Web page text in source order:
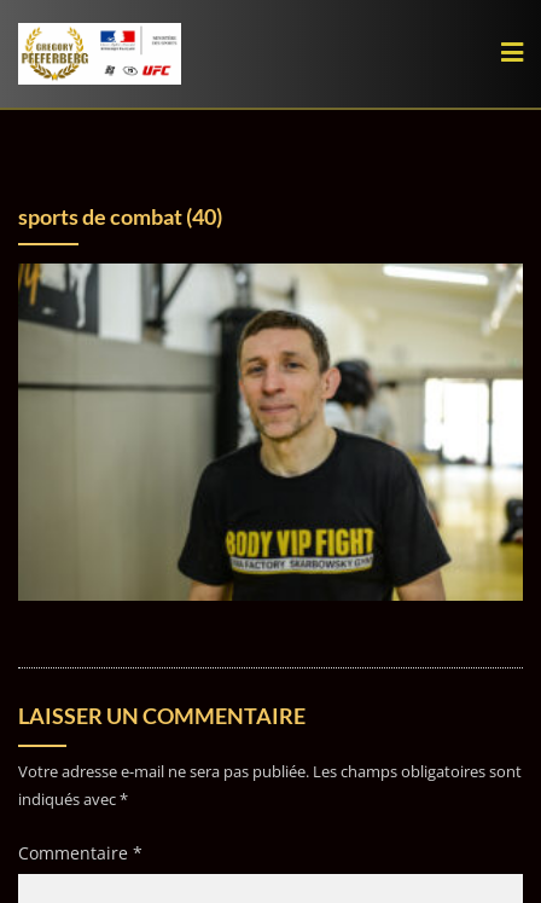
content
sports de combat (40)
LAISSER UN COMMENTAIRE
Votre adresse e-mail ne sera pas publiée. Les champs obligatoires sont
indiqués avec*
Commentaire *